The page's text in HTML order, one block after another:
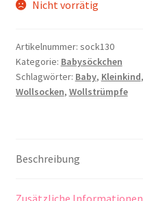
Nicht vorrätig
Artikelnummer: sock130
Kategorie: Babysöckchen
Schlagwörter: Baby, Kleinkind,
Wollsocken, Wollstrümpfe
Beschreibung